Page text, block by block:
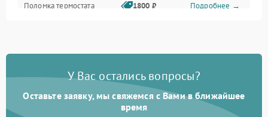
Поломка термостата 1800 ₽ Подробнее →
Образование конденсата
1800 ₽ Подробнее →
У Вас остались вопросы?
Оставьте заявку, мы свяжемся с Вами в ближайшее
время